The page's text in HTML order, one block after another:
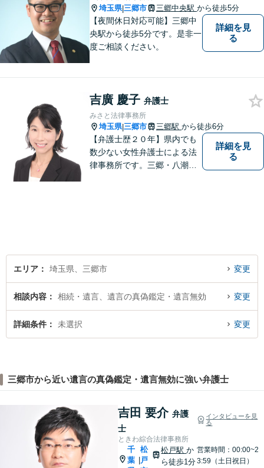
埼玉県|三郷市 三郷中央駅 から徒歩5分
【夜間休日対応可能】三郷中
央駅から徒歩5分です。是非一
度ご相談ください。
詳細を見
る
吉廣 慶子 弁護士
みさと法律事務所
埼玉県|三郷市 三郷駅 から徒歩6分
【弁護士歴２０年】県内でも
数少ない女性弁護士による法
律事務所です。三郷・八潮・
詳細を見
る
エリア 埼玉県、三郷市 変更
相談内容 相続・遺言、遺言の真偽鑑定・遺言無効 変更
詳細条件 未選択 変更
三郷市から近い遺言の真偽鑑定・遺言無効に強い弁護士
吉田 要介 弁護
士
インタビューを見
る
ときわ綜合法律事務所
千
葉
松
戸
松戸駅か
ら徒歩1分
営業時間：00:00~2
3:59（土日祝日）